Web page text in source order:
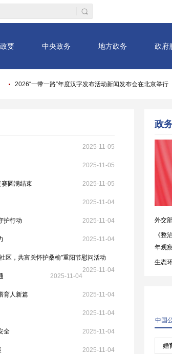
2025-11-05
2025-11-05
赛圆满结束 2025-11-05
2025-11-04
护行动 2025-11-04
2025-11-04
区，共富关怀护桑榆”重阳节慰问活动
2025-11-04
2025-11-04
育人新篇 2025-11-04
2025-11-04
全 2025-11-04
2025-11-04